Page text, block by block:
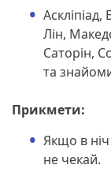
Лін,
Саторін,
та
Прикмети:
Якщо в ніч
не чекай.